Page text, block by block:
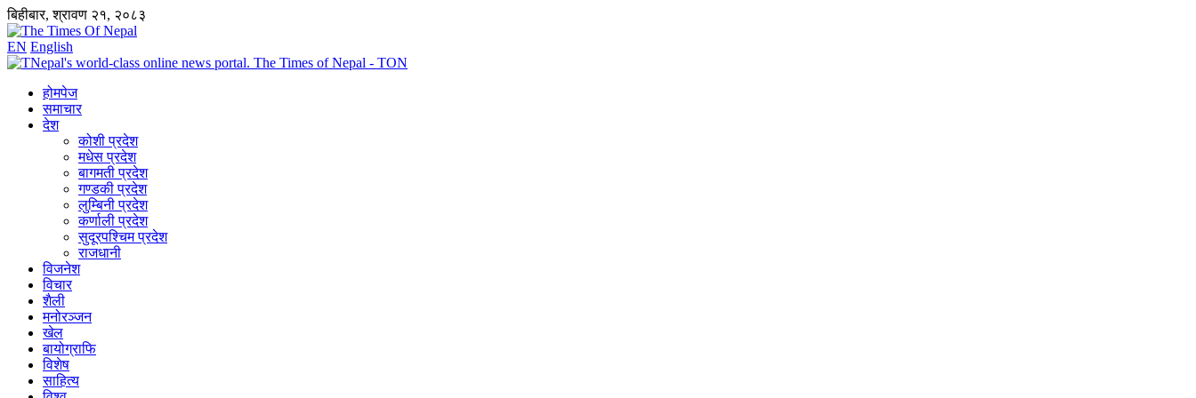
बिहीबार, श्रावण २१, २०८३
EN English
होमपेज
समाचार
देश
कोशी प्रदेश
मधेस प्रदेश
बागमती प्रदेश
गण्डकी प्रदेश
लुम्बिनी प्रदेश
कर्णाली प्रदेश
सुदूरपश्चिम प्रदेश
राजधानी
विजनेश
विचार
शैली
मनोरञ्जन
खेल
बायोग्राफि
विशेष
साहित्य